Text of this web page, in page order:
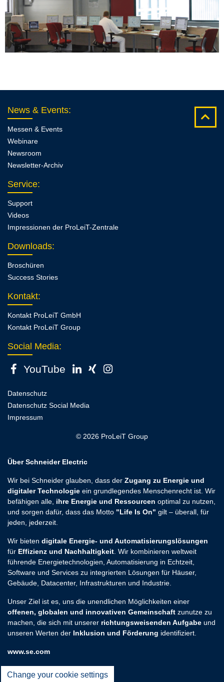
News & Events:
Messen & Events
Webinare
Newsroom
Newsletter-Archiv
Service:
Support
Videos
Impressionen der ProLeiT-Zentrale
Downloads:
Broschüren
Success Stories
Kontakt:
Kontakt ProLeiT GmbH
Kontakt ProLeiT Group
Social Media:
YouTube
Datenschutz
Datenschutz Social Media
Impressum
© 2026 ProLeiT Group
Über Schneider Electric
Wir bei Schneider glauben, dass der Zugang zu Energie und
digitaler Technologie ein grundlegendes Menschenrecht ist. Wir
befähigen alle, ihre Energie und Ressourcen optimal zu nutzen,
und sorgen dafür, dass das Motto "Life Is On" gilt – überall, für
jeden, jederzeit.
Wir bieten digitale Energie- und Automatisierungslösungen
für Effizienz und Nachhaltigkeit . Wir kombinieren weltweit
führende Energietechnologien, Automatisierung in Echtzeit,
Software und Services zu integrierten Lösungen für Häuser,
Gebäude, Datacenter, Infrastrukturen und Industrie.
Unser Ziel ist es, uns die unendlichen Möglichkeiten einer
offenen, globalen und innovativen Gemeinschaft zunutze zu
machen, die sich mit unserer richtungsweisenden Aufgabe und
unseren Werten der Inklusion und Förderung identifiziert.
www.se.com
Change your cookie settings